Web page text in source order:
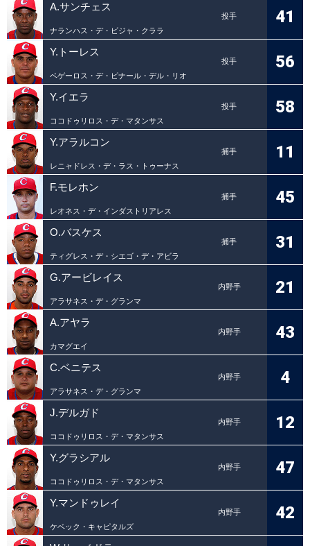
A.サンチェス
投手
ナランハス・デ・ビジャ・クララ
41
Y.トーレス
投手
ベゲーロス・デ・ピナール・デル・リオ
56
Y.イエラ
投手
ココドゥリロス・デ・マタンサス
58
Y.アラルコン
捕手
レニャドレス・デ・ラス・トゥーナス
11
F.モレホン
捕手
レオネス・デ・インダストリアレス
45
O.バスケス
捕手
ティグレス・デ・シエゴ・デ・アビラ
31
G.アービレイス
内野手
アラサネス・デ・グランマ
21
A.アヤラ
内野手
カマグエイ
43
C.ベニテス
内野手
アラサネス・デ・グランマ
4
J.デルガド
内野手
ココドゥリロス・デ・マタンサス
12
Y.グラシアル
内野手
ココドゥリロス・デ・マタンサス
47
Y.マンドゥレイ
内野手
ケベック・キャピタルズ
42